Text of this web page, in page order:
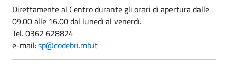
Direttamente al Centro durante gli orari di apertura dalle
09.00 alle 16.00 dal lunedì al venerdì.
Tel. 0362 628824
e-mail:sp@codebri.mb.it